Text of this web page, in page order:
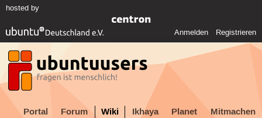
hosted by
Anmelden Registrieren
Portal Forum Wiki Ikhaya Planet Mitmachen